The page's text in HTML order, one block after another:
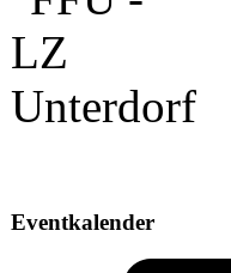
Eventkalender